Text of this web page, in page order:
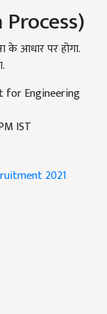
Process)
के आधार पर होगा.
for Engineering
IST
2021